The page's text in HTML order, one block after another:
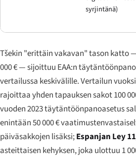
syrjintänä)
Tšekin "erittäin vakavan" tason katto —
000 € — sijoittuu EAA:n
vertailussa keskivälille. Vertailun
rajoittaa yhden tapauksen sakot 100
vuoden 2023 täytäntöönpanoasetus
enintään 50 000 €
päiväsakkojen lisäksi;Espanjan Ley
asteittaisen kehyksen, joka ulottuu 1